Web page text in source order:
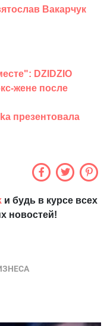
Вакарчук
DZIDZIO
жене после
презентовала
и будь в курсе всех
новостей!